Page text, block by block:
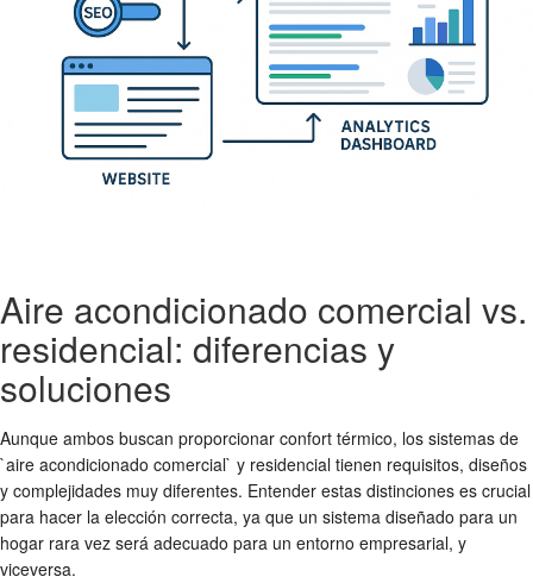
Aire acondicionado comercial vs.
residencial: diferencias y
soluciones
Aunque ambos buscan proporcionar confort térmico, los sistemas de
`aire acondicionado comercial` y residencial tienen requisitos, diseños
y complejidades muy diferentes. Entender estas distinciones es crucial
para hacer la elección correcta, ya que un sistema diseñado para un
hogar rara vez será adecuado para un entorno empresarial, y
viceversa.